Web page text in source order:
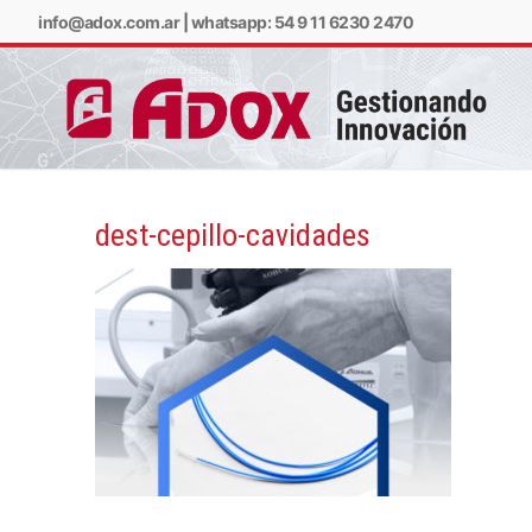
info@adox.com.ar| whatsapp: 54 9 11 6230 2470
info@adox.com.ar
dest-cepillo-cavidades